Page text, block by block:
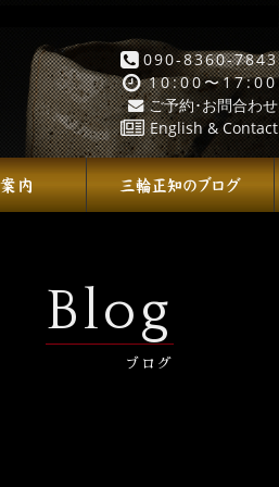
090-8360-7843
10:00〜17:00
ご予約･お問合わせ
English & Contact
Blog
ブログ